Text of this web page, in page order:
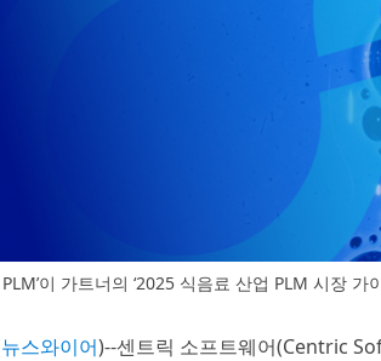
PLM’이 가트너의 ‘2025 식음료 산업 PLM 시장
뉴스와이어)--센트릭 소프트웨어(Centric